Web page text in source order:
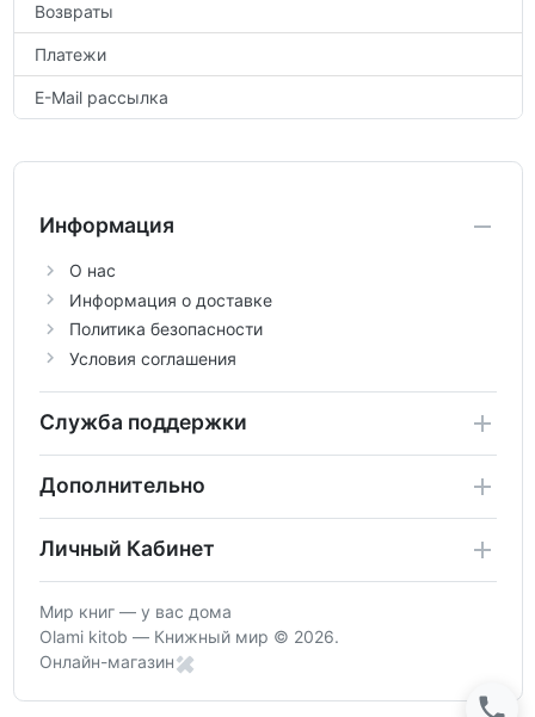
Возвраты
Платежи
E-Mail рассылка
Информация
О нас
Информация о доставке
Политика безопасности
Условия соглашения
Служба поддержки
Дополнительно
Личный Кабинет
Мир книг — у вас дома
Olami kitob — Книжный мир © 2026.
Онлайн-магазин